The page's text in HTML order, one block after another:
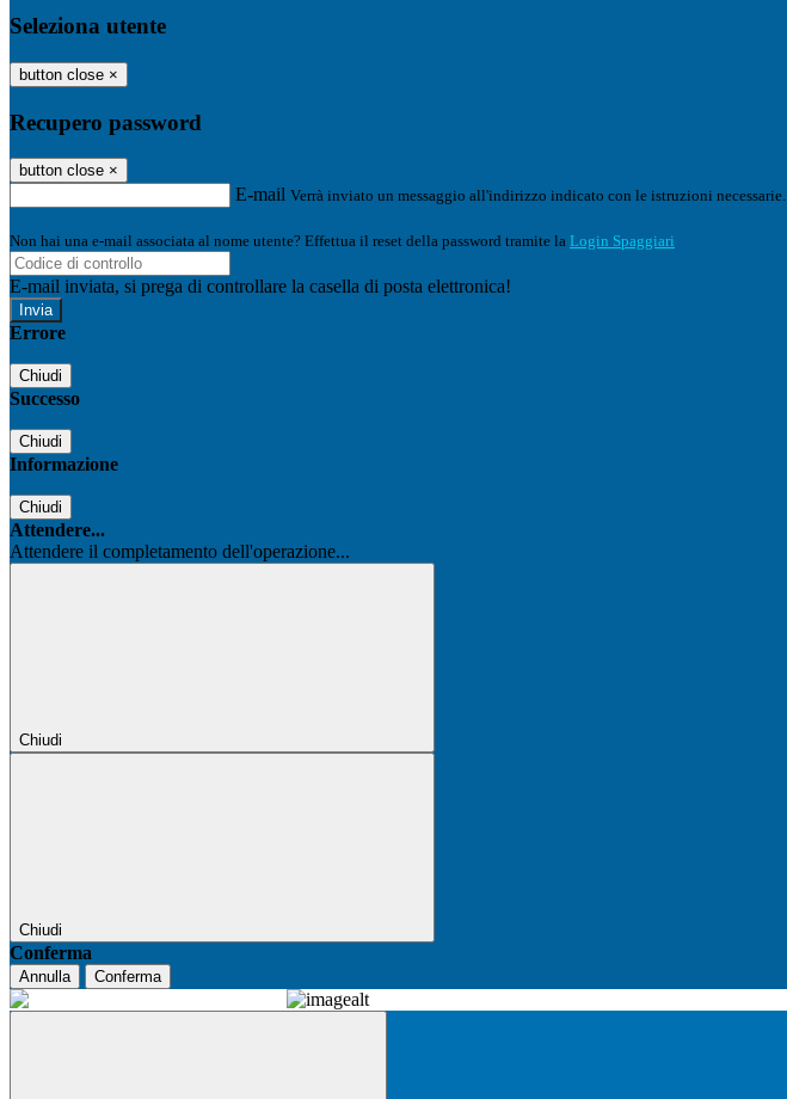
Seleziona utente
button close ×
Recupero password
button close ×
E-mail Verrà inviato un messaggio all'indirizzo indicato con le istruzioni necessarie.
Non hai una e-mail associata al nome utente? Effettua il reset della password tramite la Login Spaggiari
E-mail inviata, si prega di controllare la casella di posta elettronica!
Errore
Chiudi
Successo
Chiudi
Informazione
Chiudi
Attendere...
Attendere il completamento dell'operazione...
Chiudi
Chiudi
Conferma
Annulla Conferma